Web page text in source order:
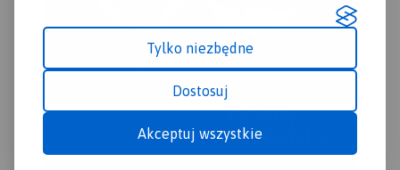
Tylko niezbędne
Dostosuj
Akceptuj wszystkie